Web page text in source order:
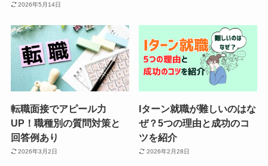
2026年5月14日
転職面接でアピール力
UP！職種別の質問対策と
回答例あり
2026年3月2日
Iターン就職が難しいのはな
ぜ？5つの理由と成功のコ
ツを紹介
2026年2月28日